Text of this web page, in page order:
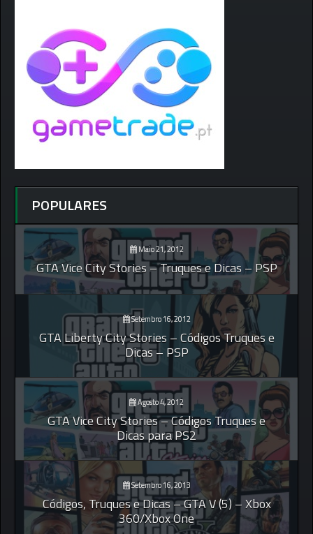
POPULARES
Maio 21, 2012
GTA Vice City Stories – Truques e Dicas – PSP
Setembro 16, 2012
GTA Liberty City Stories – Códigos Truques e
Dicas – PSP
Agosto 4, 2012
GTA Vice City Stories – Códigos Truques e
Dicas para PS2
Setembro 16, 2013
Códigos, Truques e Dicas – GTA V (5) – Xbox
360/Xbox One